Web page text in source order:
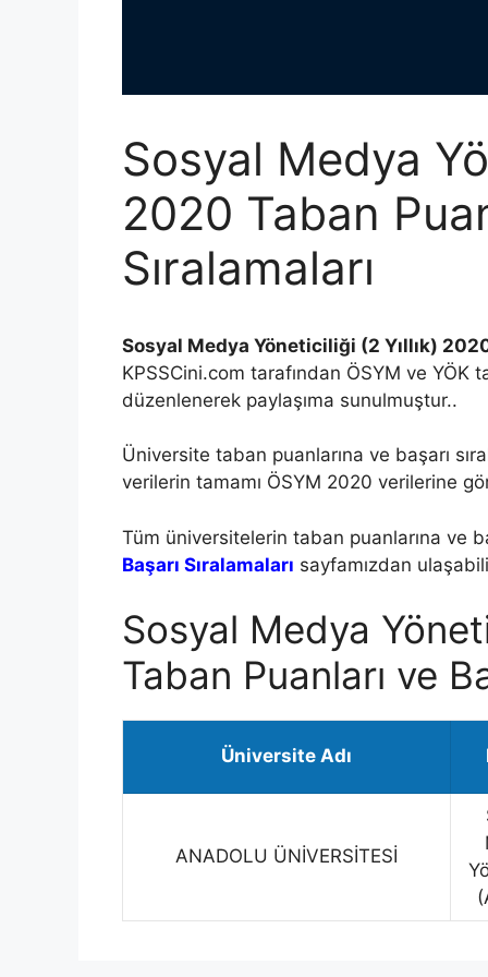
Sosyal Medya
2020 Taban
Sıralamaları
Sosyal Medya Yöneticiliği (2 Yıllık)
KPSSCini.com tarafından ÖSYM ve YÖK
düzenlenerek paylaşıma sunulmuştur..
Üniversite taban puanlarına ve başarı
verilerin tamamı ÖSYM 2020 verilerine
Tüm üniversitelerin taban puanlarına ve
Başarı Sıralamaları sayfamızdan
Sosyal Medya
Taban Puanları ve
Üniversite Adı
ANADOLU ÜNİVERSİTESİ